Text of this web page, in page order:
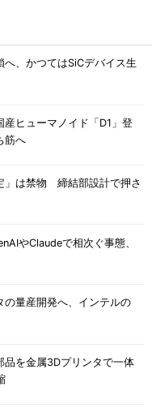
、かつてはSiCデバイス生
ヒューマノイド「D1」登
筋へ
」は禁物 締結部設計で押さ
やClaudeで相次ぐ事態、
の量産開発へ、インテルの
品を金属3Dプリンタで一体